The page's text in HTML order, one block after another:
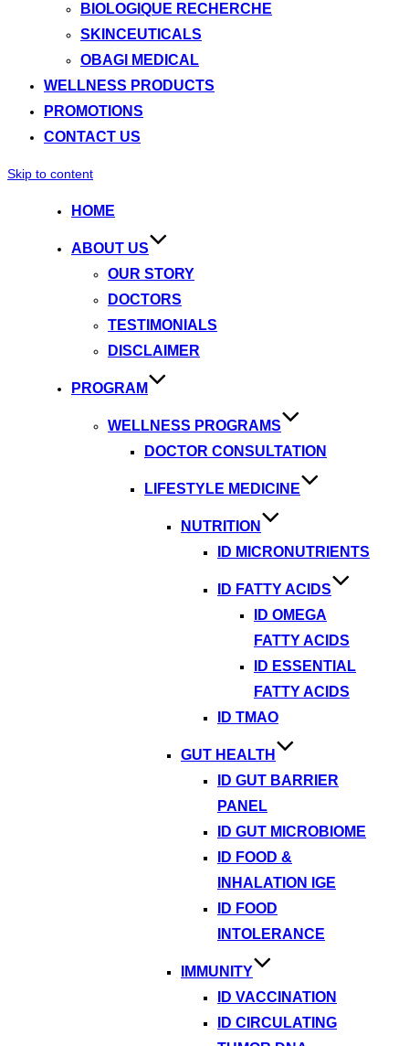
BIOLOGIQUE RECHERCHE
SKINCEUTICALS
OBAGI MEDICAL
WELLNESS PRODUCTS
PROMOTIONS
CONTACT US
Skip to content
HOME
ABOUT US
OUR STORY
DOCTORS
TESTIMONIALS
DISCLAIMER
PROGRAM
WELLNESS PROGRAMS
DOCTOR CONSULTATION
LIFESTYLE MEDICINE
NUTRITION
ID MICRONUTRIENTS
ID FATTY ACIDS
ID OMEGA
FATTY ACIDS
ID ESSENTIAL
FATTY ACIDS
ID TMAO
GUT HEALTH
ID GUT BARRIER
PANEL
ID GUT MICROBIOME
ID FOOD &
INHALATION IGE
ID FOOD
INTOLERANCE
IMMUNITY
ID VACCINATION
ID CIRCULATING